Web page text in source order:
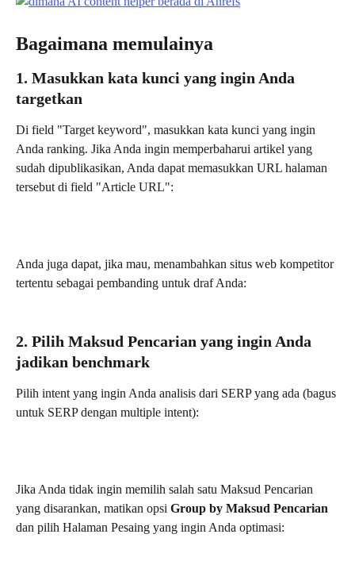
Bagaimana memulainya
1. Masukkan kata kunci yang ingin Anda
targetkan
Di field "Target keyword", masukkan kata kunci yang ingin
Anda ranking. Jika Anda ingin memperbaharui artikel yang
sudah dipublikasikan, Anda dapat memasukkan URL halaman
tersebut di field "Article URL":
Anda juga dapat, jika mau, menambahkan situs web kompetitor
tertentu sebagai pembanding untuk draf Anda:
2. Pilih Maksud Pencarian yang ingin Anda
jadikan benchmark
Pilih intent yang ingin Anda analisis dari SERP yang ada (bagus
untuk SERP dengan multiple intent):
Jika Anda tidak ingin memilih salah satu Maksud Pencarian
yang disarankan, matikan opsi Group by Maksud Pencarian
dan pilih Halaman Pesaing yang ingin Anda optimasi: